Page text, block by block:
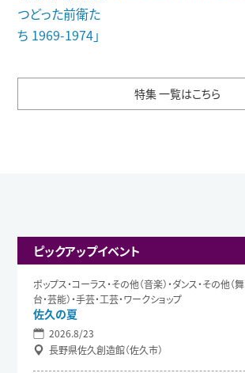
特集 一覧はこちら
ピックアップイベント
ポップス・コーラス・その他（音楽）・ダンス・その他（舞
台・芸能）・手芸・工芸・ワークショップ
佐久の夏
2026.8/23
長野県佐久創造館（佐久市）